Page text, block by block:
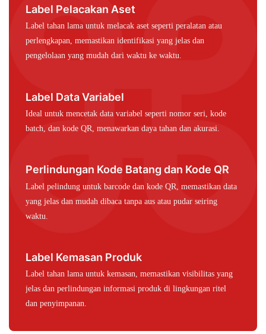
Label Pelacakan Aset
Label tahan lama untuk melacak aset seperti peralatan atau
perlengkapan, memastikan identifikasi yang jelas dan
pengelolaan yang mudah dari waktu ke waktu.
Label Data Variabel
Ideal untuk mencetak data variabel seperti nomor seri, kode
batch, dan kode QR, menawarkan daya tahan dan akurasi.
Perlindungan Kode Batang dan Kode QR
Label pelindung untuk barcode dan kode QR, memastikan data
yang jelas dan mudah dibaca tanpa aus atau pudar seiring
waktu.
Label Kemasan Produk
Label tahan lama untuk kemasan, memastikan visibilitas yang
jelas dan perlindungan informasi produk di lingkungan ritel
dan penyimpanan.